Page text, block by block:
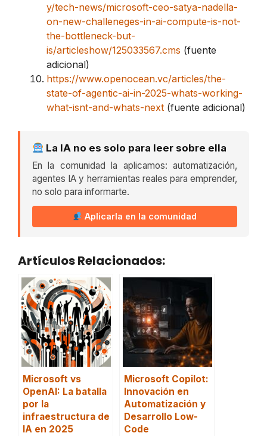
y/tech-news/microsoft-ceo-satya-nadella-
on-new-challeneges-in-ai-compute-is-not-
the-bottleneck-but-
is/articleshow/125033567.cms (fuente
adicional)
https://www.openocean.vc/articles/the-
state-of-agentic-ai-in-2025-whats-working-
what-isnt-and-whats-next (fuente adicional)
La IA no es solo para leer sobre ella
En la comunidad la aplicamos: automatización,
agentes IA y herramientas reales para emprender,
no solo para informarte.
Aplicarla en la comunidad
Artículos Relacionados:
Microsoft vs
OpenAI: La batalla
por la
infraestructura de
IA en 2025
Microsoft Copilot:
Innovación en
Automatización y
Desarrollo Low-
Code